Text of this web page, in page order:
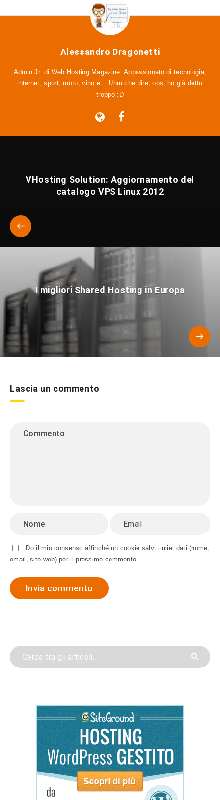
Alessandro Dragonetti
Admin Jr. di Web Hosting Magazine. Appassionato di tecnologia,
internet, sport, moto, vino e....Uhm che dire, ops, ho già detto
troppo :D
VHosting Solution: Aggiornamento del
catalogo VPS Linux 2012
I migliori Shared Hosting in Europa
Lascia un commento
Do il mio consenso affinché un cookie salvi i miei dati (nome,
email, sito web) per il prossimo commento.